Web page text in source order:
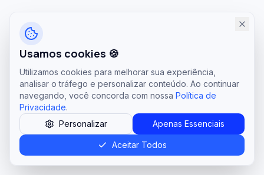
Usamos cookies 🍪
Utilizamos cookies para melhorar sua experiência,
analisar o tráfego e personalizar conteúdo. Ao continuar
navegando, você concorda com nossa Política de
Privacidade.
Personalizar
Apenas Essenciais
Aceitar Todos